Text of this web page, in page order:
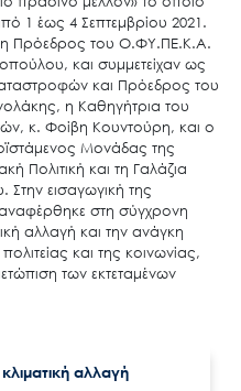
1 έως 4 Σεπτεμβρίου 2021.
η Πρόεδρος του Ο.ΦΥ.ΠΕ.Κ.Α.
και συμμετείχαν ως
και Πρόεδρος του
η Καθηγήτρια του
κ. Φοίβη Κουντούρη, και ο
Μονάδας της
Πολιτική και τη Γαλάζια
εισαγωγική της
στη σύγχρονη
αλλαγή και την ανάγκη
και της κοινωνίας,
των εκτεταμένων
αλλαγή